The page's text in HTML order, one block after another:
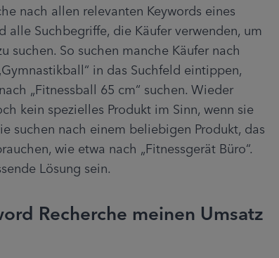
nach allen relevanten Keywords eines
alle Suchbegriffe, die Käufer verwenden, um
suchen. So suchen manche Käufer nach
in das Suchfeld eintippen,
„Fitnessball 65 cm“ suchen. Wieder
kein spezielles Produkt im Sinn, wenn sie
suchen nach einem beliebigen Produkt, das
wie etwa nach „Fitnessgerät Büro“.
Lösung sein.
Recherche meinen Umsatz